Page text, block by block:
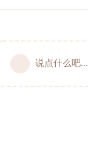
说点什么吧...